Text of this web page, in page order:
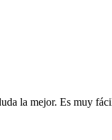
la mejor. Es muy